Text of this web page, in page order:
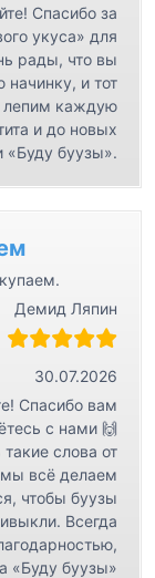
Спасибо за
укуса» для
рады, что вы
начинку, и тот
лепим каждую
и до новых
«Буду буузы».
Демид Ляпин
30.07.2026
Спасибо вам
с нами 🙌
слова от
мы всё делаем
чтобы буузы
Всегда
«Буду буузы»